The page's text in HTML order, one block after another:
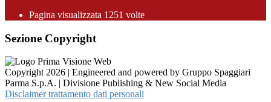
Pagina visualizzata 1251 volte
Sezione Copyright
Copyright 2026 | Engineered and powered by Gruppo Spaggiari
Parma S.p.A. | Divisione Publishing & New Social Media
Disclaimer trattamento dati personali